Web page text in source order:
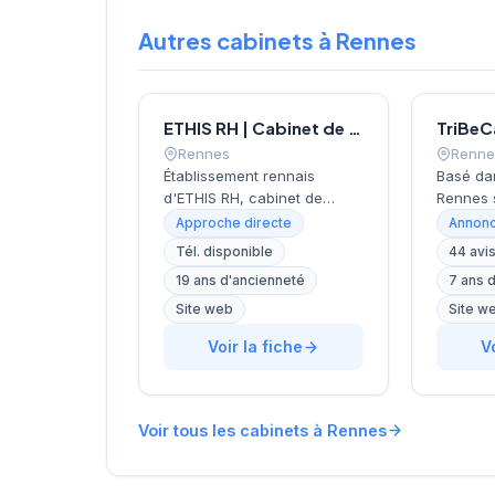
Autres cabinets à Rennes
ETHIS RH | Cabinet de recrutement Rennes
Rennes
Établissement rennais
d'ETHIS RH, cabinet de
recrutement fondé en 2007
et spécialisé dans le conseil
en ressources humaines.
Depuis ses bureaux rue
Docteur Regnault, au cœur
accompagne les entreprises
recherches de talents à
travers une approche
personnalisée. L'agence de
Approche directe
Tél. disponible
19 ans d'ancienneté
Site web
Voir la fiche
Basé
Rennes
la
44 avis
7 ans
Site
Voir tous les cabinets à Rennes